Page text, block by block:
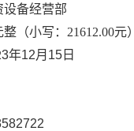
设备经营部
（小写： 21612.00元）
3年12月 15 日